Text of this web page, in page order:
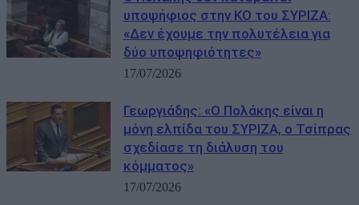
υποψήφιος στην ΚΟ του ΣΥΡΙΖΑ:
«Δεν έχουμε την πολυτέλεια για
δύο υποψηφιότητες»
17/07/2026
Γεωργιάδης: «Ο Πολάκης είναι η
μόνη ελπίδα του ΣΥΡΙΖΑ, ο Τσίπρας
σχεδίασε τη διάλυση του
κόμματος»
17/07/2026